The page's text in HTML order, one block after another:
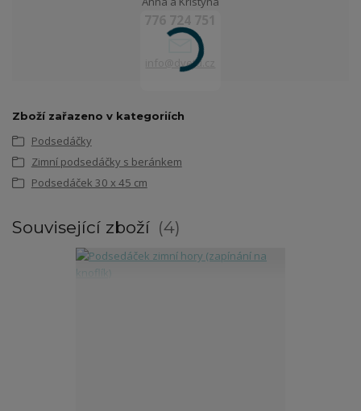
info@dvetu.cz
Zboží zařazeno v kategoriích
Podsedáčky
Zimní podsedáčky s beránkem
Podsedáček 30 x 45 cm
Související zboží 4